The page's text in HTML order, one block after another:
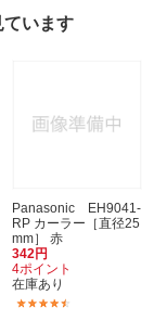
ています
Panasonic EH9041-
RP カーラー［直径25
mm］ 赤
342円
4ポイント
在庫あり